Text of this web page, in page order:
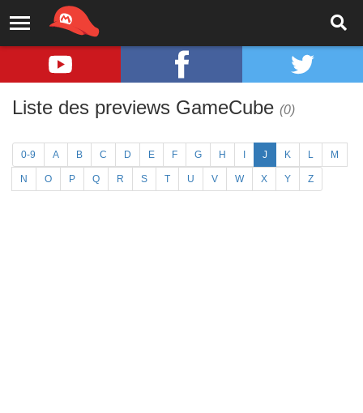
Liste des previews GameCube (0)
0-9 A B C D E F G H J K L M
N O P Q R S T U V W X Y Z